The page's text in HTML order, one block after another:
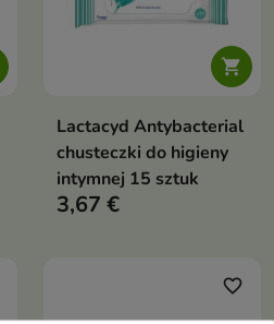

Lactacyd Antybacterial
chusteczki do higieny
intymnej 15 sztuk
3,67 €
favorite_border